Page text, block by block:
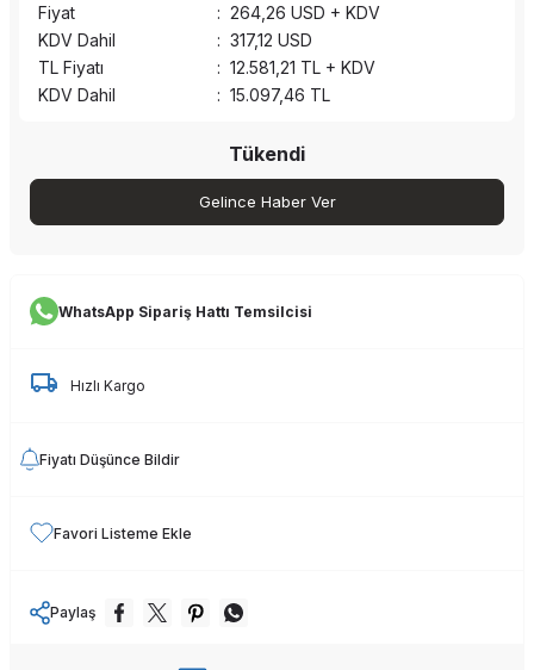
Fiyat : 264,26 USD + KDV
KDV Dahil
: 317,12 USD
TL Fiyatı
: 12.581,21 TL + KDV
KDV Dahil
: 15.097,46 TL
Tükendi
Gelince Haber Ver
WhatsApp Sipariş Hattı Temsilcisi
Hızlı Kargo
Fiyatı Düşünce Bildir
Favori Listeme Ekle
Paylaş